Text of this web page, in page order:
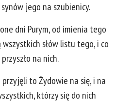
jego na szubienicy.
dni Purym, od imienia tego
słów listu tego, i co
na nich.
to Żydowie na się, i na
którzy się do nich